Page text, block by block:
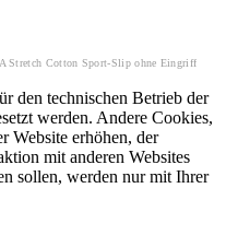
Stretch Cotton Sport-Slip ohne Eingriff
den technischen Betrieb der
werden. Andere Cookies,
Website erhöhen, der
mit anderen Websites
sollen, werden nur mit Ihrer